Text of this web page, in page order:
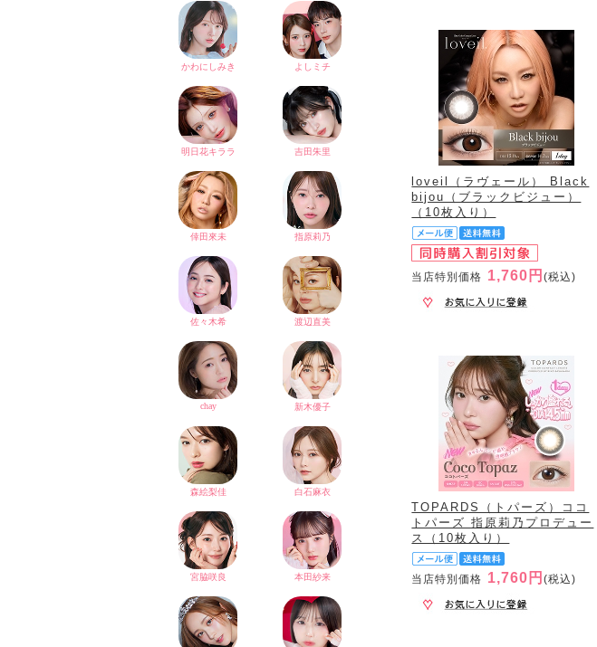
loveil（ラヴェール） Black
bijou（ブラックビジュー）
（10枚入り）
当店特別価格 1,760円(税込)
TOPARDS（トパーズ）ココ
トパーズ 指原莉乃プロデュー
ス（10枚入り）
当店特別価格 1,760円(税込)